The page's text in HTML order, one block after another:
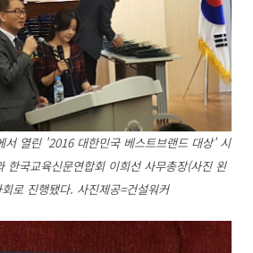
서 열린 '2016 대한민국 베스트브랜드 대상' 시
한국교육신문연합회 이희선 사무총장(사진 왼
로 진행됐다. 사진제공=건설워커